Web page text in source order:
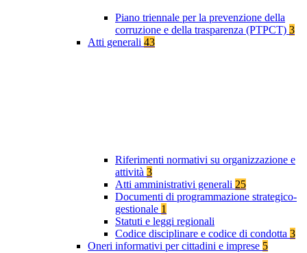
Piano triennale per la prevenzione della
corruzione e della trasparenza (PTPCT) 3
Atti generali 43
Riferimenti normativi su organizzazione e
attività 3
Atti amministrativi generali 25
Documenti di programmazione strategico-
gestionale 1
Statuti e leggi regionali
Codice disciplinare e codice di condotta 3
Oneri informativi per cittadini e imprese 5